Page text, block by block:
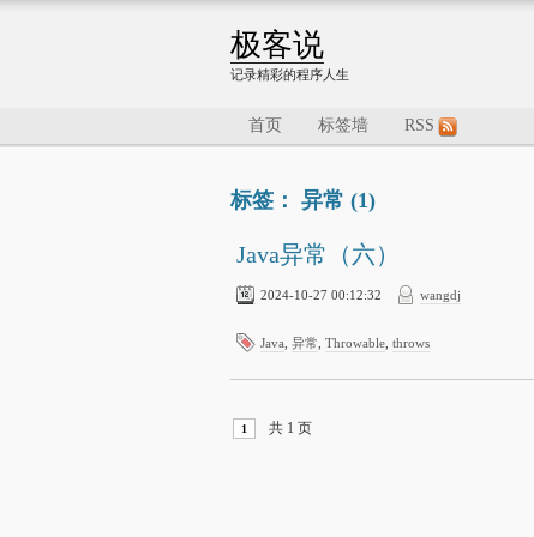
极客说
记录精彩的程序人生
首页 标签墙 RSS
标签： 异常 (1)
Java异常（六）
2024-10-27 00:12:32 wangdj
Java 异常 Throwable throws
1 共 1 页